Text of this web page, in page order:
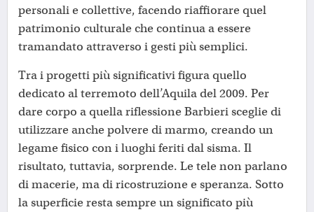
personali e collettive, facendo riaffiorare quel
patrimonio culturale che continua a essere
tramandato attraverso i gesti più semplici.
Tra i progetti più significativi figura quello
dedicato al terremoto dell’Aquila del 2009. Per
dare corpo a quella riflessione Barbieri sceglie di
utilizzare anche polvere di marmo, creando un
legame fisico con i luoghi feriti dal sisma. Il
risultato, tuttavia, sorprende. Le tele non parlano
di macerie, ma di ricostruzione e speranza. Sotto
la superficie resta sempre un significato più